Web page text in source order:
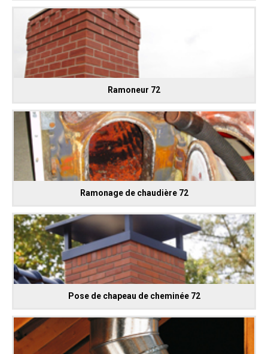
Ramoneur 72
Ramonage de chaudière 72
Pose de chapeau de cheminée 72